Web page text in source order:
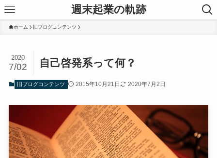
週末起業の軌跡
ホーム 旧ブログコンテンツ
自己啓発系って何？
2020
7/02
旧ブログコンテンツ 2015年10月21日 2020年7月2日